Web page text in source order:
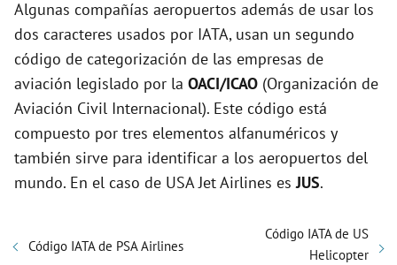
Algunas compañías aeropuertos además de usar los
dos caracteres usados por IATA, usan un segundo
código de categorización de las empresas de
aviación legislado por la OACI/ICAO (Organización de
Aviación Civil Internacional). Este código está
compuesto por tres elementos alfanuméricos y
también sirve para identificar a los aeropuertos del
mundo. En el caso de USA Jet Airlines esJUS.
Código IATA de PSA Airlines
Código IATA de US
Helicopter